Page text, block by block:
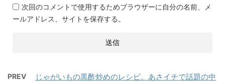
次回のコメントで使用するためブラウザーに自分の名前、メ
ールアドレス、サイトを保存する。
PREV
じゃがいもの黒酢炒めのレシピ。あさイチで話題の中